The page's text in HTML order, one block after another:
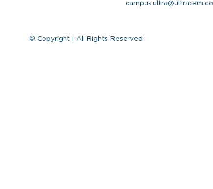
campus.ultra@ultracem.co
© Copyright | All Rights Reserved